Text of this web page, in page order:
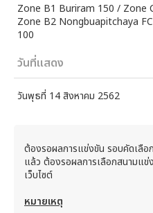
Zone B1 Buriram 150 / Zone
Zone B2 Nongbuapitchaya
100
วันที่แสดง
วันพุธที่ 14 สิงหาคม 2562
ต้องรอผลการแข่งขัน รอบคัดเลื
แล้ว ต้องรอผลการเลือกสนามแข่
เว็บไซต์
หมายเหตุ